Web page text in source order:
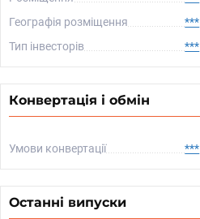
Географія розміщення
***
Тип інвесторів
***
Конвертація і обмін
Умови конвертації ***
Останні випуски